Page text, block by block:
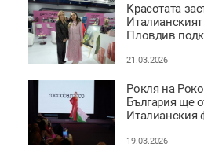
Красотата
Пловдив
21.03.2026
Рокля на
България ще
Италианския
19.03.2026